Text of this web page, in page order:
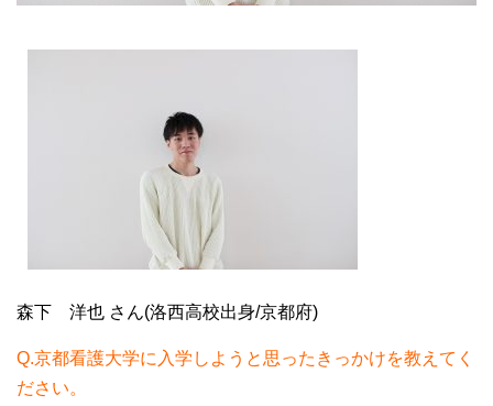
感染管理認定看護師教育課程
看護の智協働開発センター
入試案内
サイト案内
森下 洋也 さん(洛西高校出身/京都府)
Q.京都看護大学に入学しようと思ったきっかけを教えてく
ださい。